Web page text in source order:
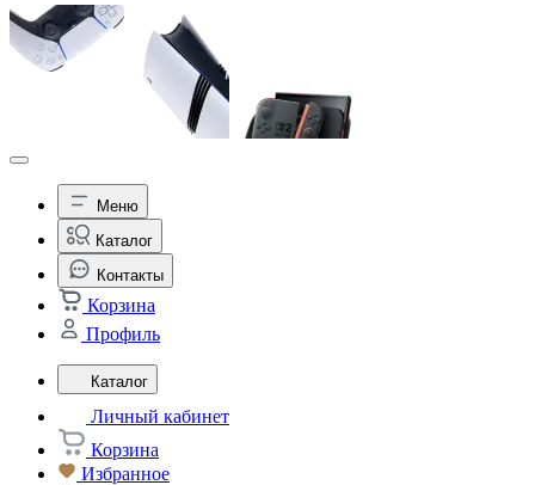
Меню
Каталог
Контакты
Корзина
Профиль
Каталог
Личный кабинет
Корзина
Избранное